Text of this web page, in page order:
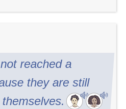
not reached a
they are still